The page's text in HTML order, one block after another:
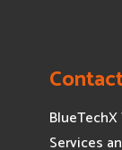
Services